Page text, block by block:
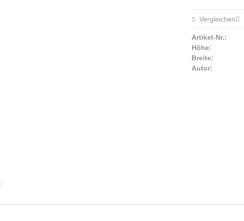
Vergleichen
Artikel-Nr.:
Höhe:
Breite:
Autor: